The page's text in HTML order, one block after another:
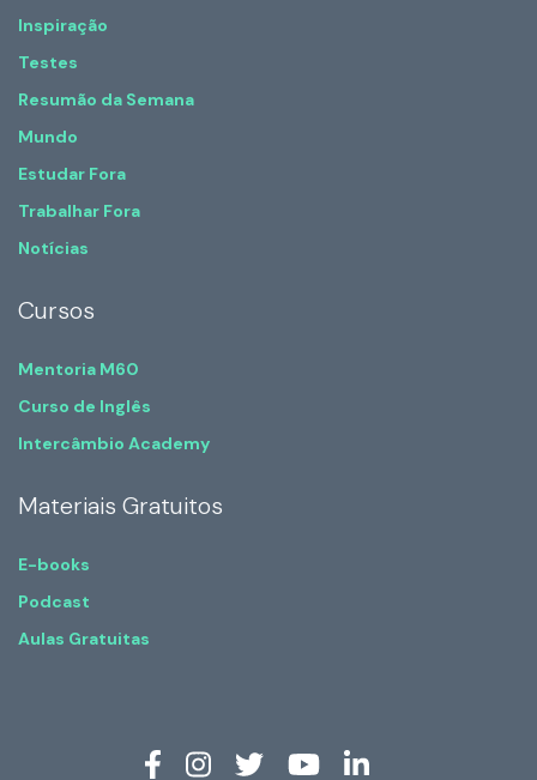
Inspiração
Testes
Resumão da Semana
Mundo
Estudar Fora
Trabalhar Fora
Notícias
Cursos
Mentoria M60
Curso de Inglês
Intercâmbio Academy
Materiais Gratuitos
E-books
Podcast
Aulas Gratuitas